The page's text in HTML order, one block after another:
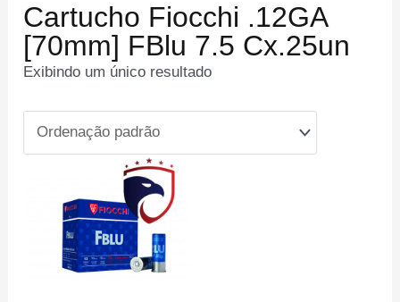
Cartucho Fiocchi .12GA
[70mm] FBlu 7.5 Cx.25un
Exibindo um único resultado